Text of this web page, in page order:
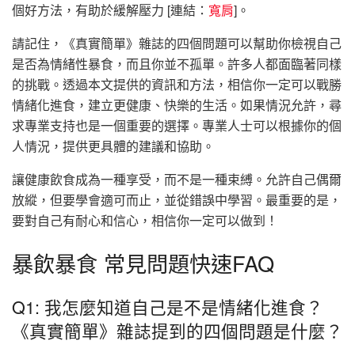
個好方法，有助於緩解壓力 [連結： 寬肩]。
請記住，《真實簡單》雜誌的四個問題可以幫助你檢視自己
是否為情緒性暴食，而且你並不孤單。許多人都面臨著同樣
的挑戰。透過本文提供的資訊和方法，相信你一定可以戰勝
情緒化進食，建立更健康、快樂的生活。如果情況允許，尋
求專業支持也是一個重要的選擇。專業人士可以根據你的個
人情況，提供更具體的建議和協助。
讓健康飲食成為一種享受，而不是一種束縛。允許自己偶爾
放縱，但要學會適可而止，並從錯誤中學習。最重要的是，
要對自己有耐心和信心，相信你一定可以做到！
暴飲暴食 常見問題快速FAQ
Q1: 我怎麼知道自己是不是情緒化進食？
《真實簡單》雜誌提到的四個問題是什麼？